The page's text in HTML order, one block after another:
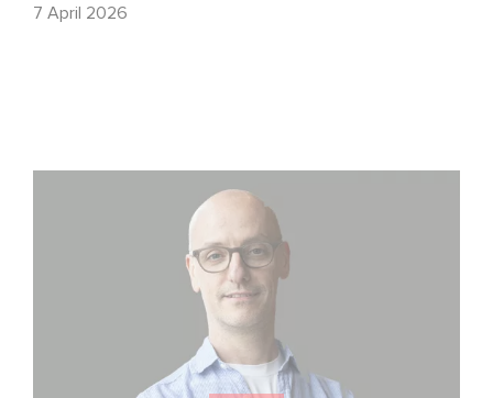
7 April 2026